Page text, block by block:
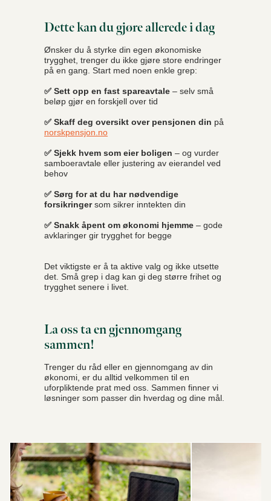
Dette kan du gjøre allerede i dag
Ønsker du å styrke din egen økonomiske
trygghet, trenger du ikke gjøre store endringer
på en gang. Start med noen enkle grep:
✅ Sett opp en fast spareavtale – selv små
beløp gjør en forskjell over tid
✅ Skaff deg oversikt over pensjonen din på
norskpensjon.no
✅ Sjekk hvem som eier boligen – og vurder
samboeravtale eller justering av eierandel ved
behov
✅ Sørg for at du har nødvendige
forsikringersom sikrer inntekten din
✅ Snakk åpent om økonomi hjemme – gode
avklaringer gir trygghet for begge
Det viktigste er å ta aktive valg og ikke utsette
det. Små grep i dag kan gi deg større frihet og
trygghet senere i livet.
La oss ta en gjennomgang
sammen!
Trenger du råd eller en gjennomgang av din
økonomi, er du alltid velkommen til en
uforpliktende prat med oss. Sammen finner vi
løsninger som passer din hverdag og dine mål.